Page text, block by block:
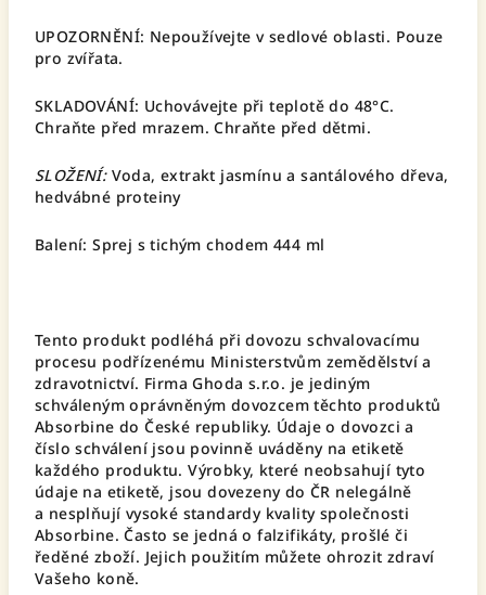
UPOZORNĚNÍ: Nepoužívejte v sedlové oblasti. Pouze
pro zvířata.
SKLADOVÁNÍ: Uchovávejte při teplotě do 48°C.
Chraňte před mrazem. Chraňte před dětmi.
SLOŽENÍ: Voda, extrakt jasmínu a santálového dřeva,
hedvábné proteiny
Balení: Sprej s tichým chodem 444 ml
Tento produkt podléhá při dovozu schvalovacímu
procesu podřízenému Ministerstvům zemědělství a
zdravotnictví. Firma Ghoda s.r.o. je jediným
schváleným oprávněným dovozcem těchto produktů
Absorbine do České republiky. Údaje o dovozci a
číslo schválení jsou povinně uváděny na etiketě
každého produktu. Výrobky, které neobsahují tyto
údaje na etiketě, jsou dovezeny do ČR nelegálně
a nesplňují vysoké standardy kvality společnosti
Absorbine. Často se jedná o falzifikáty, prošlé či
ředěné zboží. Jejich použitím můžete ohrozit zdraví
Vašeho koně.